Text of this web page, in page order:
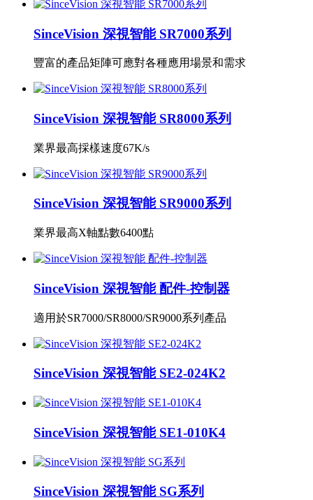
SinceVision 深視智能 SR7000系列
豐富的產品矩陣可應對各種應用場景和需求
SinceVision 深視智能 SR8000系列
業界最高採樣速度67K/s
SinceVision 深視智能 SR9000系列
業界最高X軸點數6400點
SinceVision 深視智能 配件-控制器
適用於SR7000/SR8000/SR9000系列產品
SinceVision 深視智能 SE2-024K2
SinceVision 深視智能 SE1-010K4
SinceVision 深視智能 SG系列